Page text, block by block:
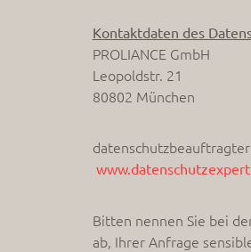
Kontaktdaten des
PROLIANCE GmbH
Leopoldstr. 21
80802 München
Bitten nennen Sie bei
ab, Ihrer Anfrage